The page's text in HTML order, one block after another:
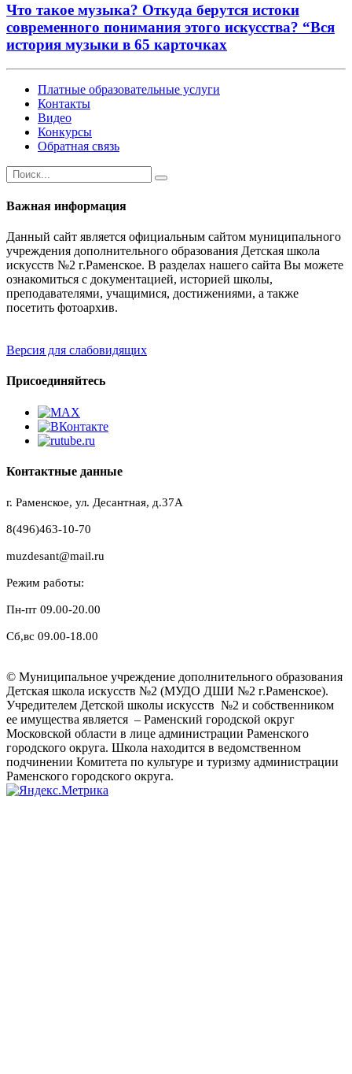
Что такое музыка? Откуда берутся истоки
современного понимания этого искусства? “Вся
история музыки в 65 карточках
Платные образовательные услуги
Контакты
Видео
Конкурсы
Обратная связь
Важная информация
Данный сайт является официальным сайтом муниципального
учреждения дополнительного образования Детская школа
искусств №2 г.Раменское. В разделах нашего сайта Вы можете
ознакомиться с документацией, историей школы,
преподавателями, учащимися, достижениями, а также
посетить фотоархив.
Версия для слабовидящих
Присоединяйтесь
Контактные данные
г. Раменское, ул. Десантная, д.37A
8(496)463-10-70
muzdesant@mail.ru
Режим работы:
Пн-пт 09.00-20.00
Сб,вс 09.00-18.00
© Муниципальное учреждение дополнительного образования
Детская школа искусств №2 (МУДО ДШИ №2 г.Раменское).
Учредителем Детской школы искусств №2 и собственником
ее имущества является – Раменский городской округ
Московской области в лице администрации Раменского
городского округа. Школа находится в ведомственном
подчинении Комитета по культуре и туризму администрации
Раменского городского округа.